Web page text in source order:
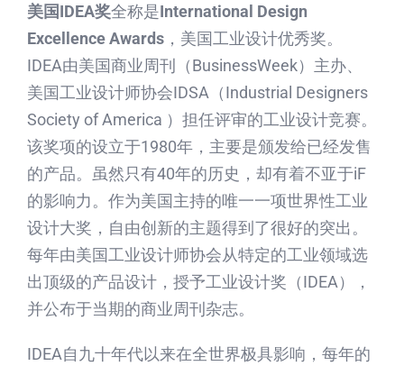
美国IDEA奖全称是International Design
Excellence Awards ，美国工业设计优秀奖。
IDEA由美国商业周刊（BusinessWeek）主办、
美国工业设计师协会IDSA（Industrial Designers
Society of America ）担任评审的工业设计竞赛。
该奖项的设立于1980年，主要是颁发给已经发售
的产品。虽然只有40年的历史，却有着不亚于iF
的影响力。作为美国主持的唯一一项世界性工业
设计大奖，自由创新的主题得到了很好的突出。
每年由美国工业设计师协会从特定的工业领域选
出顶级的产品设计，授予工业设计奖（IDEA），
并公布于当期的商业周刊杂志。
IDEA自九十年代以来在全世界极具影响，每年的